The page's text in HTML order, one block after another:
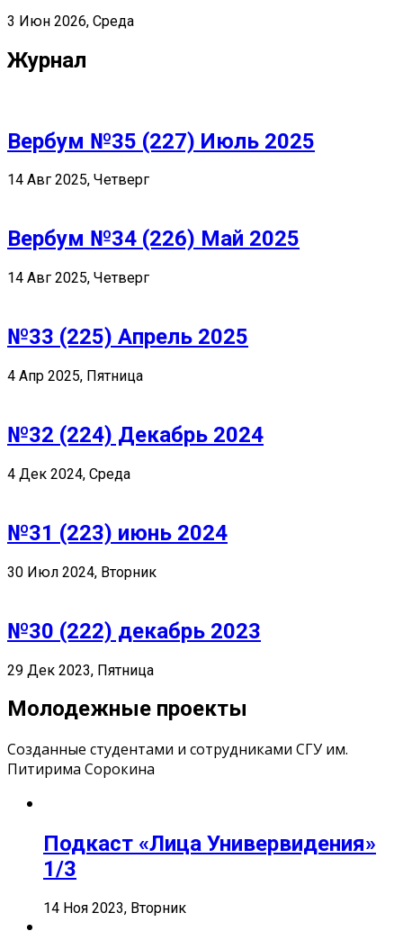
3 Июн 2026, Среда
Журнал
Вербум №35 (227) Июль 2025
14 Авг 2025, Четверг
Вербум №34 (226) Май 2025
14 Авг 2025, Четверг
№33 (225) Апрель 2025
4 Апр 2025, Пятница
№32 (224) Декабрь 2024
4 Дек 2024, Среда
№31 (223) июнь 2024
30 Июл 2024, Вторник
№30 (222) декабрь 2023
29 Дек 2023, Пятница
Молодежные проекты
Созданные студентами и сотрудниками СГУ им.
Питирима Сорокина
Подкаст «Лица Универвидения»
1/3
14 Ноя 2023, Вторник